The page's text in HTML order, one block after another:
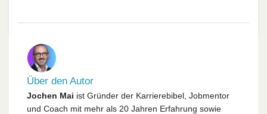
Über den Autor
Jochen Mai ist Gründer der Karrierebibel, Jobmentor
und Coach mit mehr als 20 Jahren Erfahrung sowie